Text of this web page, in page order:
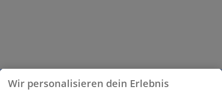
Wir personalisieren dein Erlebnis